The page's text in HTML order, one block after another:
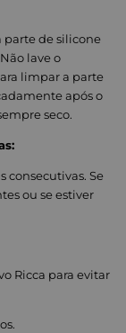
parte de silicone
lave o
limpar a parte
após o
seco.
consecutivas. Se
ou se estiver
Ricca para evitar